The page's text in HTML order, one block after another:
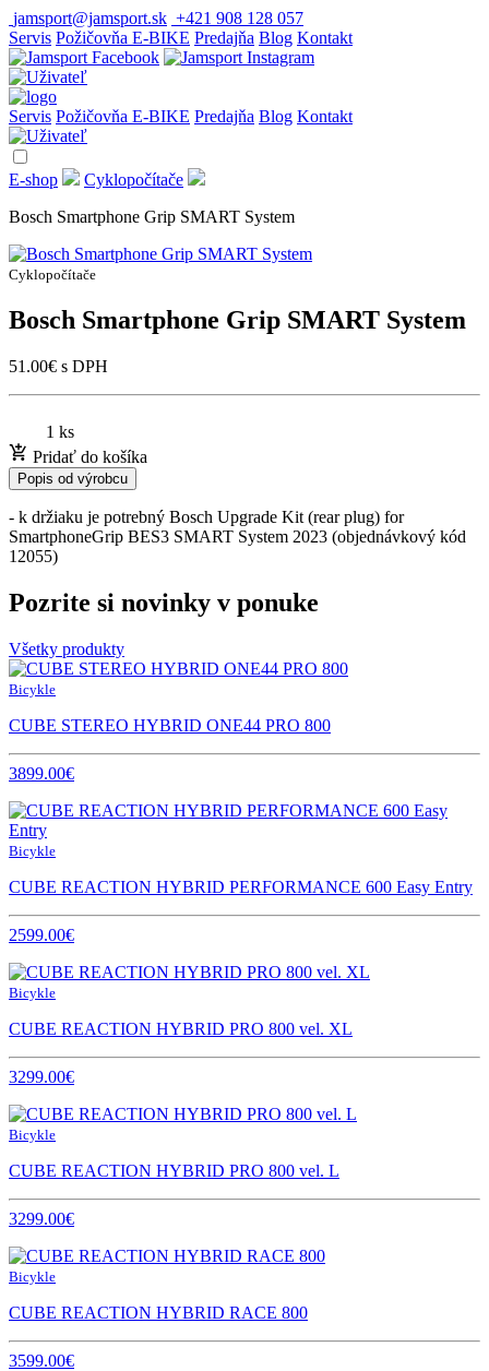
jamsport@jamsport.sk +421 908 128 057
Servis Požičovňa E-BIKE Predajňa Blog Kontakt
Servis Požičovňa E-BIKE Predajňa Blog Kontakt
E-shop
Cyklopočítače
Bosch Smartphone Grip SMART System
Cyklopočítače
Bosch Smartphone Grip SMART System
51.00€ s DPH
1 ks
Pridať do košíka
Popis od výrobcu
- k držiaku je potrebný Bosch Upgrade Kit (rear plug) for
SmartphoneGrip BES3 SMART System 2023 (objednávkový kód
12055)
Pozrite si novinky v ponuke
Všetky produkty
Bicykle
CUBE STEREO HYBRID ONE44 PRO 800
3899.00€
Bicykle
CUBE REACTION HYBRID PERFORMANCE 600 Easy Entry
2599.00€
Bicykle
CUBE REACTION HYBRID PRO 800 vel. XL
3299.00€
Bicykle
CUBE REACTION HYBRID PRO 800 vel. L
3299.00€
Bicykle
CUBE REACTION HYBRID RACE 800
3599.00€